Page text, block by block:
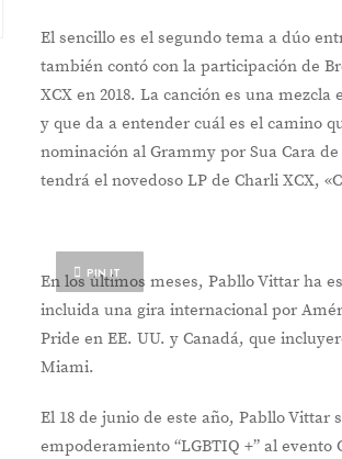
El sencillo es el segundo tema a dúo
también contó con la participación de
XCX en 2018. La canción es una
y que da a entender cuál es el camino
nominación al Grammy por Sua Cara
tendrá el novedoso LP de Charli XCX,
PIN IT
En los últimos meses, Pabllo Vittar ha
incluida una gira internacional por
Pride en EE. UU. y Canadá, que
Miami.
El 18 de junio de este año, Pabllo Vittar
empoderamiento “LGBTIQ +” al